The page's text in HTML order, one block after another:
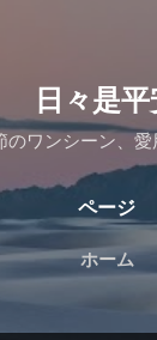
日々是
のワンシーン、
ページ
ホーム